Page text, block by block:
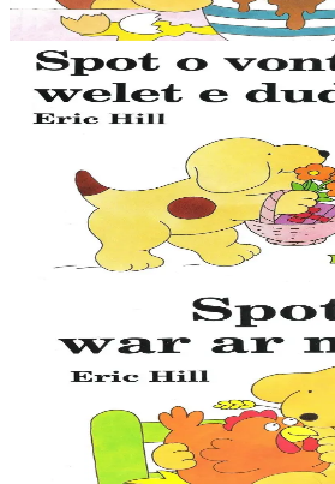
Épuisé
1 ans et plus
Épuisé
An Here
Spot rend visite à ses grands-
Le petit chien Spot est mondialement
auxquelles participent les enfants en
Cette collection, qui existe...
Épuisé
An Here
Spot à la campagne
Le petit chien Spot est mondialement
auxquelles participent les enfants en
Cette collection, qui existe...